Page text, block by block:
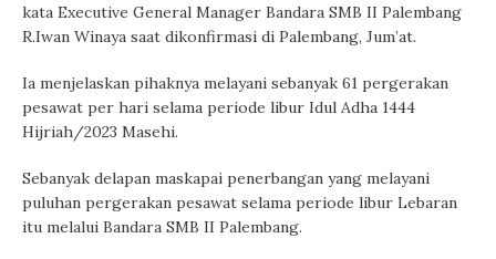
kata Executive General Manager Bandara SMB II Palembang
R.Iwan Winaya saat dikonfirmasi di Palembang, Jum’at.
Ia menjelaskan pihaknya melayani sebanyak 61 pergerakan
pesawat per hari selama periode libur Idul Adha 1444
Hijriah/2023 Masehi.
Sebanyak delapan maskapai penerbangan yang melayani
puluhan pergerakan pesawat selama periode libur Lebaran
itu melalui Bandara SMB II Palembang.